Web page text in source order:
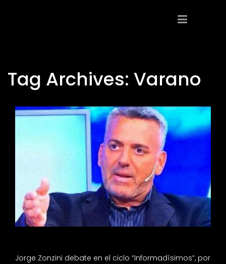
Tag Archives: Varano
Jorge Zonzini debate en el ciclo “Informadísimos”, por